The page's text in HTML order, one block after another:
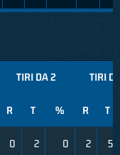
TIRI DA 2 TIRI
R T % R T
0 2 0 2 5